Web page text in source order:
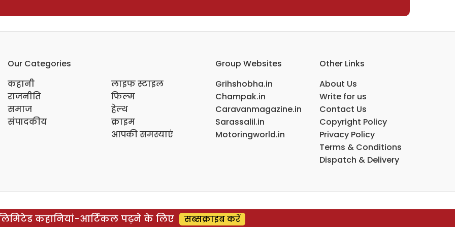
Our Categories
कहानी
राजनीति
समाज
संपादकीय
लाइफ स्टाइल
फिल्म
हेल्थ
क्राइम
आपकी समस्याएं
Group Websites
Grihshobha.in
Champak.in
Caravanmagazine.in
Sarassalil.in
Motoringworld.in
Other Links
About Us
Write for us
Contact Us
Copyright Policy
Privacy Policy
Terms & Conditions
Dispatch & Delivery
कहानियां-आर्टिकल पढ़ने के लिए सब्सक्राइब करें